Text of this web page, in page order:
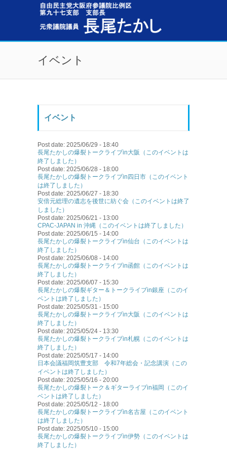
メインコンテンツに移動
イベント
イベント
Post date: 2025/06/29 - 18:40
長尾たかしの爆裂トークライブin大阪（このイベントは
終了しました）
Post date: 2025/06/28 - 18:00
長尾たかしの爆裂トークライブin四日市（このイベント
は終了しました）
Post date: 2025/06/27 - 18:30
安倍元総理の遺志を後世に紡ぐ会（このイベントは終了
しました）
Post date: 2025/06/21 - 13:00
CPAC-JAPAN in 沖縄（このイベントは終了しました）
Post date: 2025/06/15 - 14:00
長尾たかしの爆裂トークライブin仙台（このイベントは
終了しました）
Post date: 2025/06/08 - 14:00
長尾たかしの爆裂トークライブin函館（このイベントは
終了しました）
Post date: 2025/06/07 - 15:30
長尾たかしの爆裂ギター＆トークライブin銀座（このイ
ベントは終了しました）
Post date: 2025/05/31 - 15:00
長尾たかしの爆裂トークライブin大阪（このイベントは
終了しました）
Post date: 2025/05/24 - 13:30
長尾たかしの爆裂トークライブin札幌（このイベントは
終了しました）
Post date: 2025/05/17 - 14:00
日本会議福岡筑豊支部 令和7年総会・記念講演（この
イベントは終了しました）
Post date: 2025/05/16 - 20:00
長尾たかしの爆裂トーク＆ギターライブin福岡（このイ
ベントは終了しました）
Post date: 2025/05/12 - 18:00
長尾たかしの爆裂トークライブin名古屋（このイベント
は終了しました）
Post date: 2025/05/10 - 15:00
長尾たかしの爆裂トークライブin伊勢（このイベントは
終了しました）